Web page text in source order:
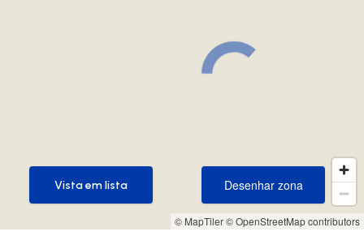
© MapTiler© OpenStreetMap contributors
Desenhar zona
Desenhar zona
Vista em lista
Vista em lista